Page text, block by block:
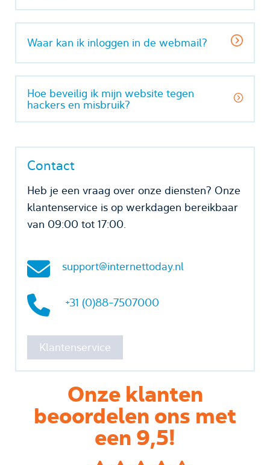
Waar kan ik inloggen in de webmail?
Hoe beveilig ik mijn website tegen
hackers en misbruik?
Contact
Heb je een vraag over onze diensten? Onze
klantenservice is op werkdagen bereikbaar
van 09:00 tot 17:00.
support@internettoday.nl
+31 (0)88-7507000
Klantenservice
Onze klanten
beoordelen ons met
een 9,5!